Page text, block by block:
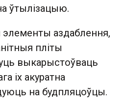
ўтылізацыю.
аздаблення,
пліты
выкарыстоўваць
іх акуратна
на будпляцоўцы.